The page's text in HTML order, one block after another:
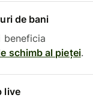
de bani
beneficia
schimb al pieței.
live